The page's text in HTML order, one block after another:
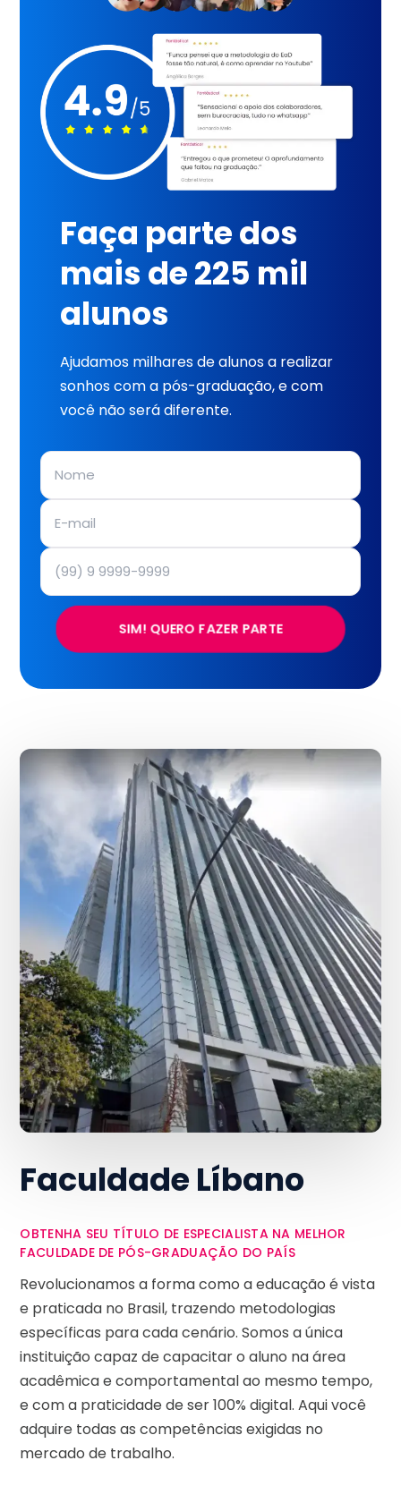
Faça parte dos
mais de 225 mil
alunos
Ajudamos milhares de alunos a realizar
sonhos com a pós-graduação, e com
você não será diferente.
SIM! QUERO FAZER PARTE
Faculdade Líbano
OBTENHA SEU TÍTULO DE ESPECIALISTA NA MELHOR
FACULDADE DE PÓS-GRADUAÇÃO DO PAÍS
Revolucionamos a forma como a educação é vista
e praticada no Brasil, trazendo metodologias
específicas para cada cenário. Somos a única
instituição capaz de capacitar o aluno na área
acadêmica e comportamental ao mesmo tempo,
e com a praticidade de ser 100% digital. Aqui você
adquire todas as competências exigidas no
mercado de trabalho.